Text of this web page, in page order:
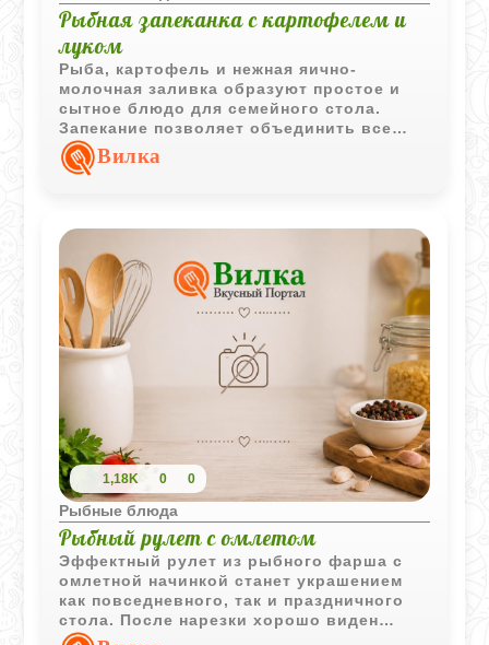
Рыбная запеканка с картофелем и
луком
Рыба, картофель и нежная яично-
молочная заливка образуют простое и
сытное блюдо для семейного стола.
Запекание позволяет объединить все
вкусы в одной форме и получить
аппетитную золотистую корочку.
Вилка
1,18K 0 0
Рыбные блюда
Рыбный рулет с омлетом
Эффектный рулет из рыбного фарша с
омлетной начинкой станет украшением
как повседневного, так и праздничного
стола. После нарезки хорошо виден
красивый контрастный срез, а сочетание